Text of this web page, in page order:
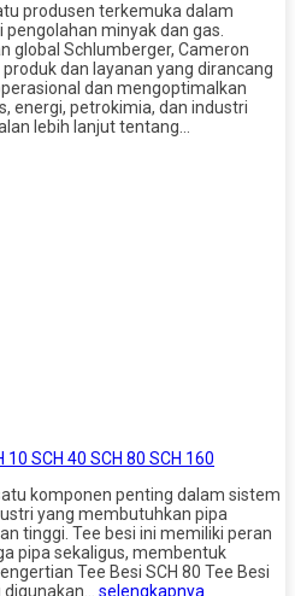
produsen terkemuka dalam
minyak dan gas.
global Schlumberger, Cameron
dan layanan yang dirancang
dan mengoptimalkan
energi, petrokimia, dan industri
lebih lanjut tentang…
SCH 40 SCH 80 SCH 160
komponen penting dalam sistem
yang membutuhkan pipa
tinggi. Tee besi ini memiliki peran
pipa sekaligus, membentuk
Tee Besi SCH 80 Tee Besi
digunakan… selengkapnya